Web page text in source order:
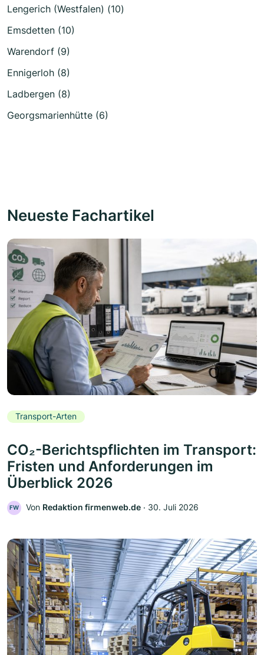
Lengerich (Westfalen) (10)
Emsdetten (10)
Warendorf (9)
Ennigerloh (8)
Ladbergen (8)
Georgsmarienhütte (6)
Neueste Fachartikel
Transport-Arten
CO₂-Berichtspflichten im Transport:
Fristen und Anforderungen im
Überblick 2026
FW Von Redaktion firmenweb.de ‧ 30. Juli 2026